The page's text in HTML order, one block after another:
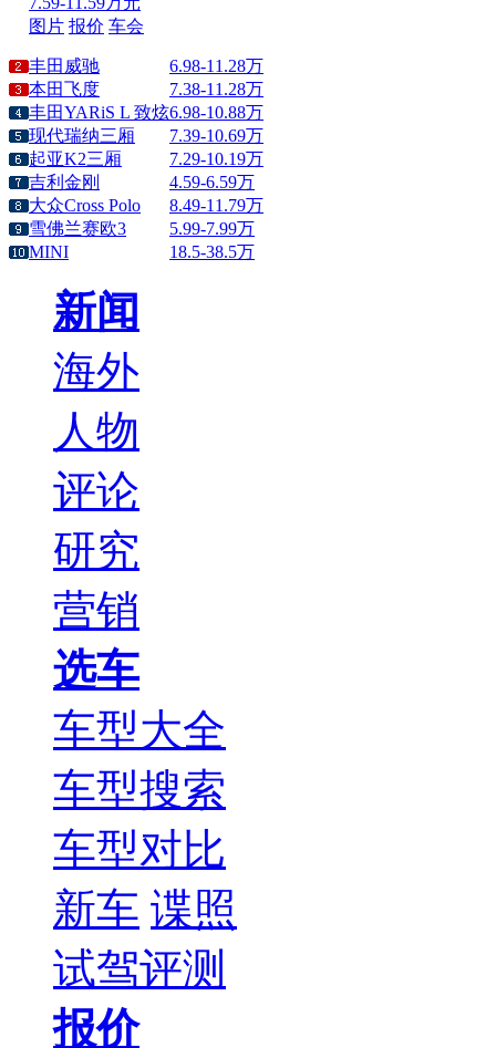
图片 报价 车会
丰田威驰
6.98-11.28万
本田飞度
7.38-11.28万
丰田YARiS L 致炫6.98-10.88万
现代瑞纳三厢
7.39-10.69万
起亚K2三厢
7.29-10.19万
吉利金刚
4.59-6.59万
大众Cross Polo
8.49-11.79万
雪佛兰赛欧3
5.99-7.99万
MINI
18.5-38.5万
新闻
海外
人物
评论
研究
营销
选车
车型大全
车型搜索
车型对比
新车 谍照
试驾评测
报价